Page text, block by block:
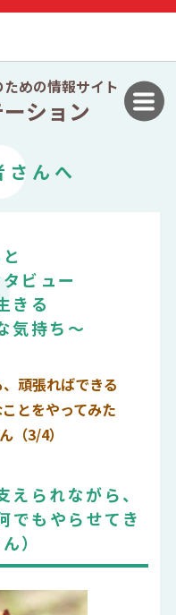
めの情報サイト
ション
さんへ
ビュー
きる
気持ち〜
頑張ればできる
とをやってみた
（3/4）
られながら、
でもやらせてき
）